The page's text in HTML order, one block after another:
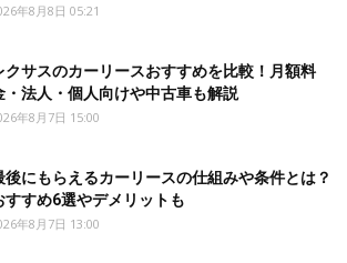
年8月8日 05:21
クサスのカーリースおすすめを比較！月額料
・法人・個人向けや中古車も解説
年8月7日 15:00
後にもらえるカーリースの仕組みや条件とは？
すすめ6選やデメリットも
年8月7日 13:00